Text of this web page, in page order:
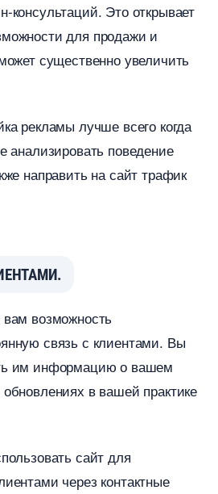
Это открывает
для продажи и
существенно увеличить
рекламы лучше всего когда
анализировать поведение
направить на сайт трафик
возможность
связь с клиентами. Вы
им информацию о вашем
в вашей практике
сайт для
через контактные